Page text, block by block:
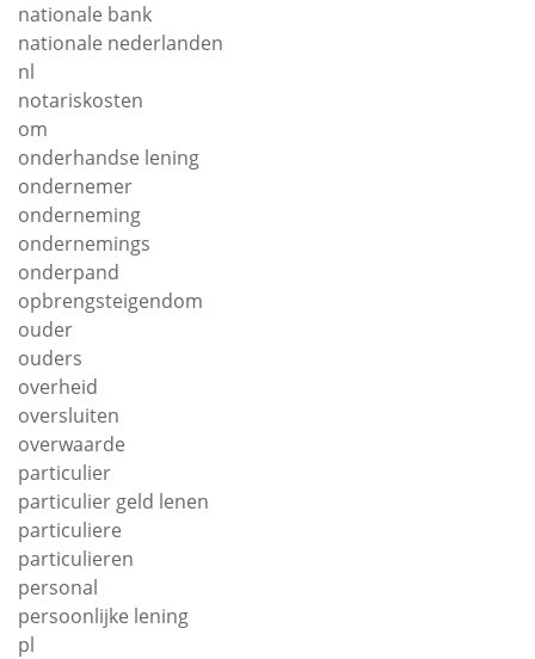
nationale bank
nationale nederlanden
nl
notariskosten
om
onderhandse lening
ondernemer
onderneming
ondernemings
onderpand
opbrengsteigendom
ouder
ouders
overheid
oversluiten
overwaarde
particulier
particulier geld lenen
particuliere
particulieren
personal
persoonlijke lening
pl